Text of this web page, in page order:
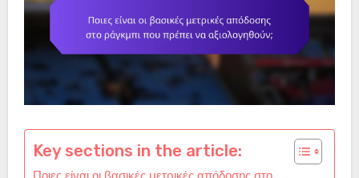
Key sections in the article: